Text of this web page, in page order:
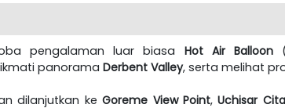
pengalaman luar biasa Hot Air Balloon
panorama Derbent Valley, serta melihat
dilanjutkan keGoreme View Point,Uchisar